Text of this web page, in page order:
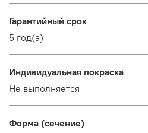
Гарантийный срок
5 год(а)
Индивидуальная покраска
Не выполняется
Форма (сечение)